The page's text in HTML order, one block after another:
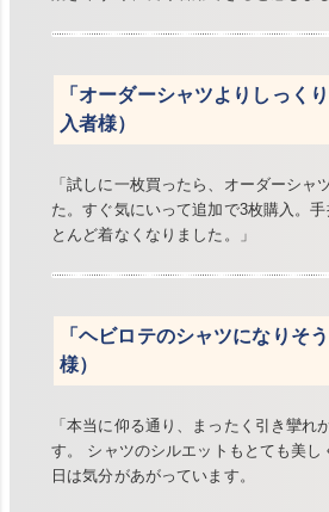
「オーダーシャツよりしっく
入者様）
「試しに一枚買ったら、オーダーシャ
た。すぐ気にいって追加で3枚購入。
とんど着なくなりました。」
「ヘビロテのシャツになりそ
様）
「本当に仰る通り、まったく引き攣れ
す。 シャツのシルエットもとても美し
日は気分があがっています。